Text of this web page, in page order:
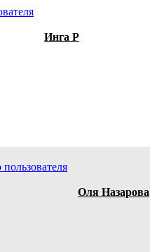
Инга Р
Оля Назарова